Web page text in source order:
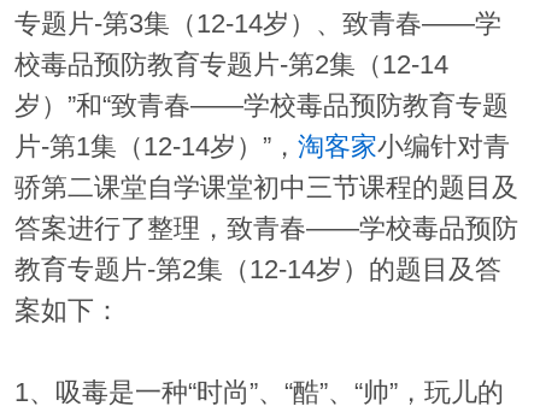
专题片-第3集（12-14岁）、致青春——学
校毒品预防教育专题片-第2集（12-14
岁）”和“致青春——学校毒品预防教育专题
片-第1集（12-14岁）”， 淘客家小编针对青
骄第二课堂自学课堂初中三节课程的题目及
答案进行了整理，致青春——学校毒品预防
教育专题片-第2集（12-14岁）的题目及答
案如下：
1、吸毒是一种“时尚”、“酷”、“帅”，玩儿的